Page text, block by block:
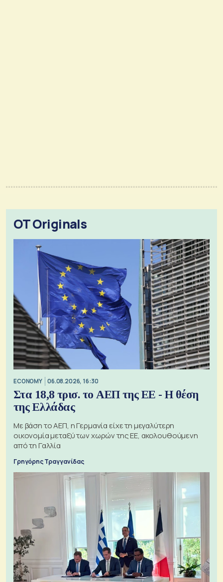
OT Originals
ECONOMY 06.08.2026, 16:30
Στα 18,8 τρισ. το ΑΕΠ της ΕΕ - Η θέση
της Ελλάδας
Με βάση το ΑΕΠ, η Γερμανία είχε τη μεγαλύτερη
οικονομία μεταξύ των χωρών της ΕΕ, ακολουθούμενη
από τη Γαλλία
Γρηγόρης Τραγγανίδας